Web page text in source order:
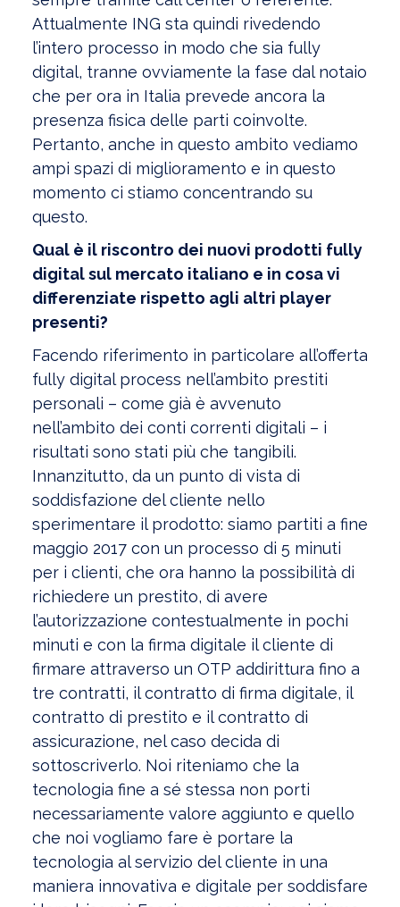
Attualmente ING sta quindi rivedendo
l’intero processo in modo che sia fully
digital, tranne ovviamente la fase dal notaio
che per ora in Italia prevede ancora la
presenza fisica delle parti coinvolte.
Pertanto, anche in questo ambito vediamo
ampi spazi di miglioramento e in questo
momento ci stiamo concentrando su
questo.
Qual è il riscontro dei nuovi prodotti fully
digital sul mercato italiano e in cosa vi
differenziate rispetto agli altri player
presenti?
Facendo riferimento in particolare all’offerta
fully digital process nell’ambito prestiti
personali – come già è avvenuto
nell’ambito dei conti correnti digitali – i
risultati sono stati più che tangibili.
Innanzitutto, da un punto di vista di
soddisfazione del cliente nello
sperimentare il prodotto: siamo partiti a fine
maggio 2017 con un processo di 5 minuti
per i clienti, che ora hanno la possibilità di
richiedere un prestito, di avere
l’autorizzazione contestualmente in pochi
minuti e con la firma digitale il cliente di
firmare attraverso un OTP addirittura fino a
tre contratti, il contratto di firma digitale, il
contratto di prestito e il contratto di
assicurazione, nel caso decida di
sottoscriverlo. Noi riteniamo che la
tecnologia fine a sé stessa non porti
necessariamente valore aggiunto e quello
che noi vogliamo fare è portare la
tecnologia al servizio del cliente in una
maniera innovativa e digitale per soddisfare